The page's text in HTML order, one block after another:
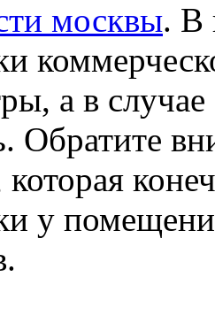
москвы. В
а в случае
Обратите
которая
у